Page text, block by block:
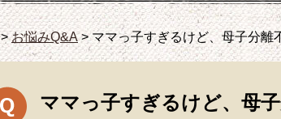
お悩みQ&A>ママっ子すぎるけど、母子分離
ママっ子すぎるけど、母